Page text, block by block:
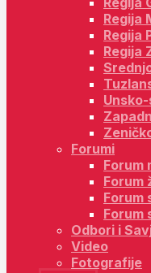
Regija
Regija
Regija
Forumi
Forum
Forum
Forum
Forum
Odbori i
Video
Fotografije